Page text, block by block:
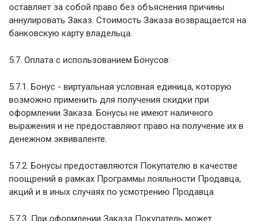
оставляет за собой право без объяснения причины
аннулировать Заказ. Стоимость Заказа возвращается на
банковскую карту владельца.
5.7. Оплата с использованием Бонусов:
5.7.1. Бонус - виртуальная условная единица, которую
возможно применить для получения скидки при
оформлении Заказа. Бонусы не имеют наличного
выражения и не предоставляют право на получение их в
денежном эквиваленте.
5.7.2. Бонусы предоставляются Покупателю в качестве
поощрений в рамках Программы лояльности Продавца,
акций и в иных случаях по усмотрению Продавца.
5.7.3. При оформлении Заказа Покупатель может